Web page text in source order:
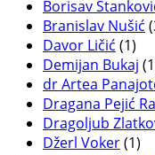
Borisav
Branislav Nušić
Davor Ličić (1)
Demijan Bukaj
dr Artea
Dragana Pejić
Dragoljub
Džerl Voker(1)